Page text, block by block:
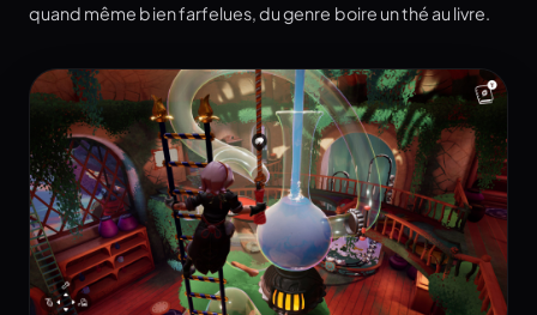
quand même bien farfelues, du genre boire un thé au livre.